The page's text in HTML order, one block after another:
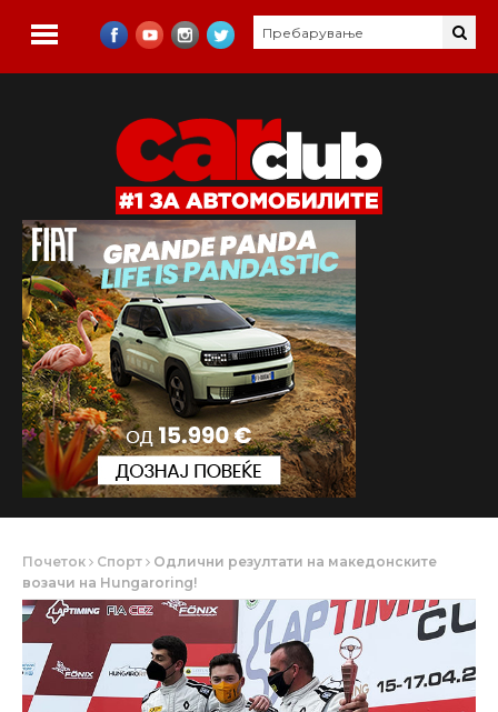
Почеток Спорт
Одлични резултати на македонските
возачи на Hungaroring!